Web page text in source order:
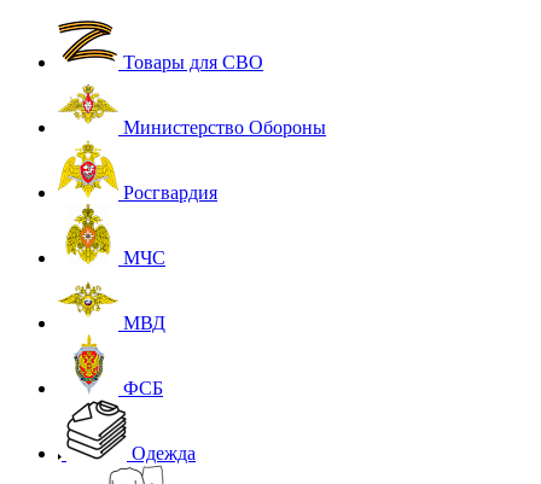
Товары для СВО
Министерство Обороны
Росгвардия
МЧС
МВД
ФСБ
Одежда